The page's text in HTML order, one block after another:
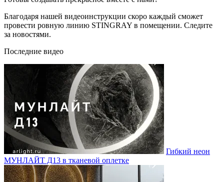
Благодаря нашей видеоинструкции скоро каждый сможет
провести ровную линию STINGRAY в помещении. Следите
за новостями.
Последние видео
Гибкий неон
МУНЛАЙТ Д13 в тканевой оплетке